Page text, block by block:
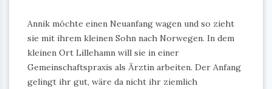
Annik möchte einen Neuanfang wagen und so zieht
sie mit ihrem kleinen Sohn nach Norwegen. In dem
kleinen Ort Lillehamn will sie in einer
Gemeinschaftspraxis als Ärztin arbeiten. Der Anfang
gelingt ihr gut, wäre da nicht ihr ziemlich